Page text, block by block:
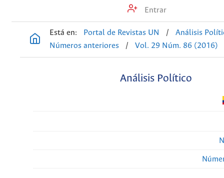
Entrar
Está en: Portal de Revistas UN /
Análisis
Números anteriores
/ Vol. 29 Núm. 86 (2016)
Análisis Político